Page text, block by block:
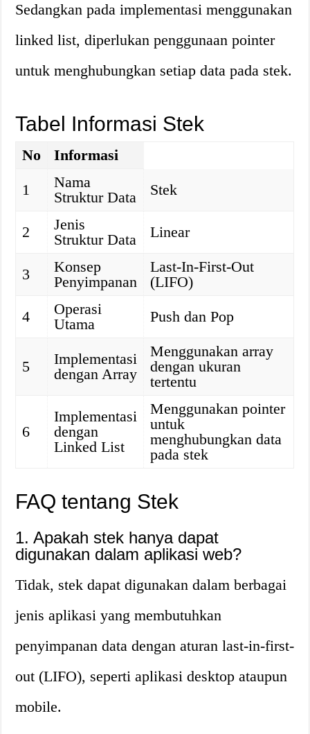
Sedangkan pada implementasi menggunakan
linked list, diperlukan penggunaan pointer
untuk menghubungkan setiap data pada stek.
Tabel Informasi Stek
No
Informasi
1
Nama
Struktur Data
Stek
2
Jenis
Struktur Data
Linear
3
Konsep
Penyimpanan
Last-In-First-Out
(LIFO)
4
Operasi
Utama
Push dan Pop
5
Implementasi
dengan Array
Menggunakan array
dengan ukuran
tertentu
6
Implementasi
dengan
Linked List
Menggunakan pointer
untuk
menghubungkan data
pada stek
FAQ tentang Stek
1. Apakah stek hanya dapat
digunakan dalam aplikasi web?
Tidak, stek dapat digunakan dalam berbagai
jenis aplikasi yang membutuhkan
penyimpanan data dengan aturan last-in-first-
out (LIFO), seperti aplikasi desktop ataupun
mobile.